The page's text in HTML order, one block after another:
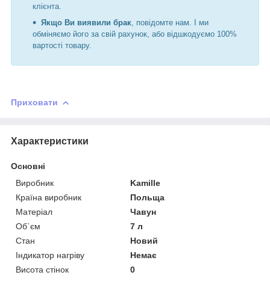
клієнта.
Якщо Ви виявили брак , повідомте нам. І ми
обміняємо його за свій рахунок, або відшкодуємо 100%
вартості товару.
Приховати
Характеристики
Основні
Виробник
Kamille
Країна виробник
Польща
Матеріал
Чавун
Об`єм
7 л
Стан
Новий
Індикатор нагріву
Немає
Висота стінок
0